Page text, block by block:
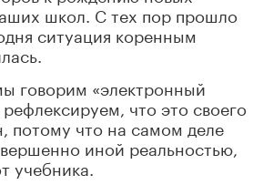
школ. С тех пор прошло
ситуация коренным
говорим «электронный
что это своего
потому что на самом деле
иной реальностью,
учебника.